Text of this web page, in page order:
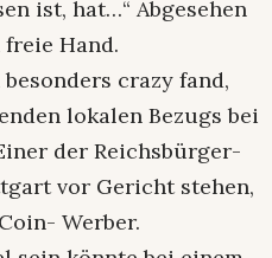
ist, hat…“ Abgesehen
Hand.
crazy fand,
lokalen Bezugs bei
der Reichsbürger-
vor Gericht stehen,
Werber.